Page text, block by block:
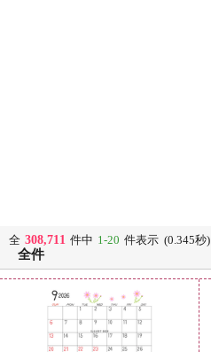
全 308,711 件中 1-20 件表示 (0.345秒)
全件